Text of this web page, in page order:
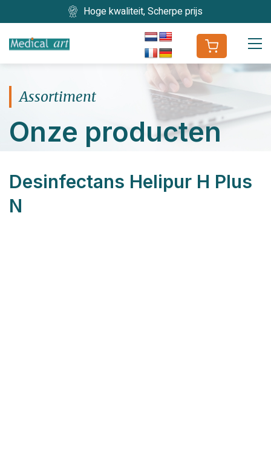
Hoge kwaliteit, Scherpe prijs
Assortiment
Onze producten
Desinfectans Helipur H Plus
N